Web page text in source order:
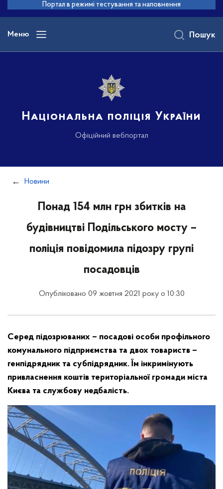
основного
вмісту
Портал в режимі тестування та наповнення
Меню
Національна поліція України
Офіційний вебпортал
Пошук
Новини
Понад 154 млн грн збитків на
будівництві Подільського мосту –
поліція повідомила підозру групі
посадовців
Опубліковано 09 жовтня 2021 року о 10:30
Серед підозрюваних – посадові особи профільного
комунального підприємства та двох товариств –
генпідрядник та субпідрядник. Їм інкримінують
привласнення коштів територіальної громади міста
Києва та службову недбалість.